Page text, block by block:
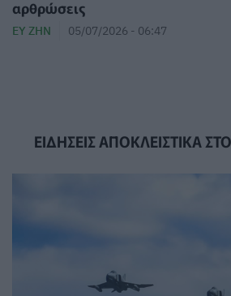
αρθρώσεις
ΕΥ ΖΗΝ 05/07/2026 - 06:47
ΕΙΔΗΣΕΙΣ ΑΠΟΚΛΕΙΣΤΙΚΑ ΣΤΟ